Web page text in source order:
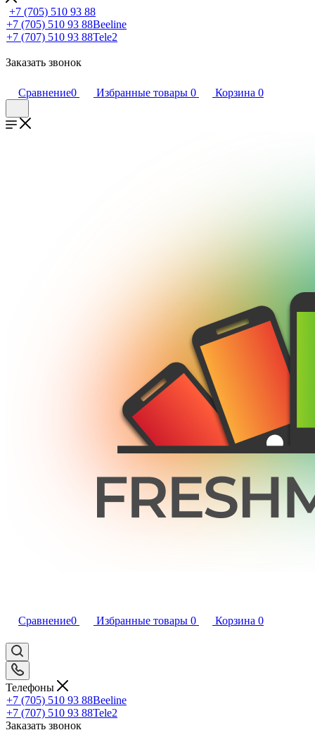
+7 (705) 510 93 88
+7 (705) 510 93 88Beeline
+7 (707) 510 93 88Tele2
Заказать звонок
Сравнение0 Избранные товары 0 Корзина 0
Сравнение0 Избранные товары 0 Корзина 0
Телефоны
+7 (705) 510 93 88Beeline
+7 (707) 510 93 88Tele2
Заказать звонок